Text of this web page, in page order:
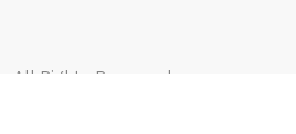
. All Rights Reserved.